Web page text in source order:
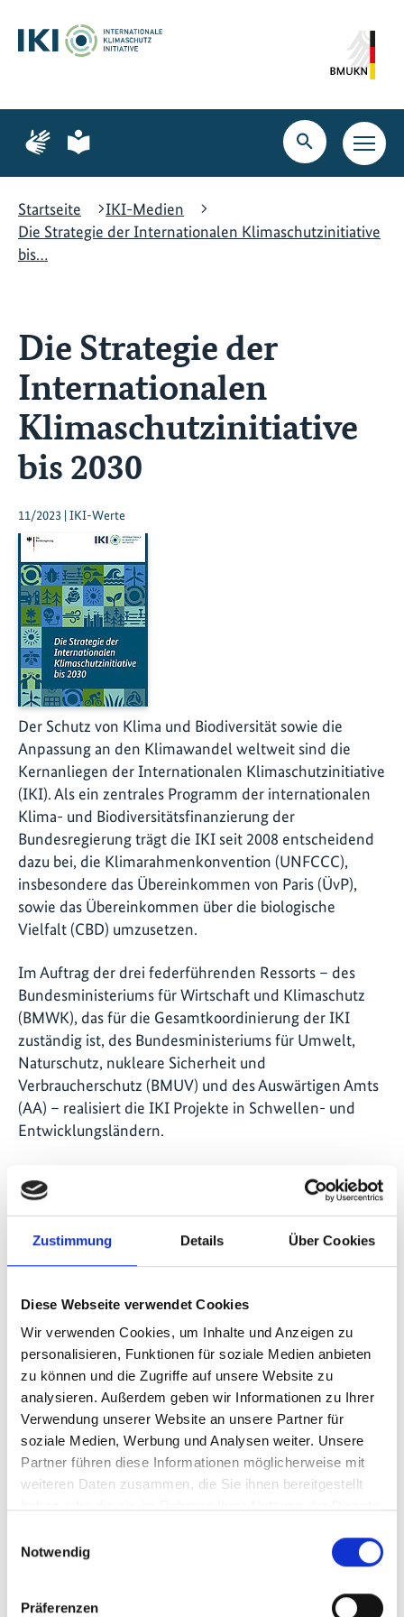
Zustimmung Details Über Cookies
Diese Webseite verwendet Cookies
Wir verwenden Cookies, um Inhalte und Anzeigen zu
personalisieren, Funktionen für soziale Medien anbieten
zu können und die Zugriffe auf unsere Website zu
analysieren. Außerdem geben wir Informationen zu Ihrer
Verwendung unserer Website an unsere Partner für
soziale Medien, Werbung und Analysen weiter. Unsere
Partner führen diese Informationen möglicherweise mit
weiteren Daten zusammen, die Sie ihnen bereitgestellt
Notwendig
Präferenzen
Hauptinhalt
springen
Suche
springen
Hauptnavigation
springen
Zur
Seite
Gebärdensprache
Zur
Seite
leichte
Suche
öffnen
Startseite
IKI-Medien
Die Strategie der Internationalen Klimaschutzinitiative
bis…
Die Strategie der
Internationalen
Klimaschutzinitiative
bis 2030
11/2023 | IKI-Werte
Der Schutz von Klima und Biodiversität sowie die
Anpassung an den Klimawandel weltweit sind die
Kernanliegen der Internationalen Klimaschutzinitiative
(IKI). Als ein zentrales Programm der internationalen
Klima- und Biodiversitätsfinanzierung der
Bundesregierung trägt die IKI seit 2008 entscheidend
dazu bei, die Klimarahmenkonvention (UNFCCC),
insbesondere das Übereinkommen von Paris (ÜvP),
sowie das Übereinkommen über die biologische
Vielfalt (CBD) umzusetzen.
Im Auftrag der drei federführenden Ressorts – des
Bundesministeriums für Wirtschaft und Klimaschutz
(BMWK), das für die Gesamtkoordinierung der IKI
zuständig ist, des Bundesministeriums für Umwelt,
Naturschutz, nukleare Sicherheit und
Verbraucherschutz (BMUV) und des Auswärtigen Amts
(AA) – realisiert die IKI Projekte in Schwellen- und
Entwicklungsländern.
den größtmöglichen Beitrag zur Bewältigung der
Klima- und Biodiversitätskrisen in ihren Partnerländern
leisten will.
Download der Publikationen
Deutsch (PDF, 3 MB, barrierefrei)
Seite teilen
https://www.international-climate-